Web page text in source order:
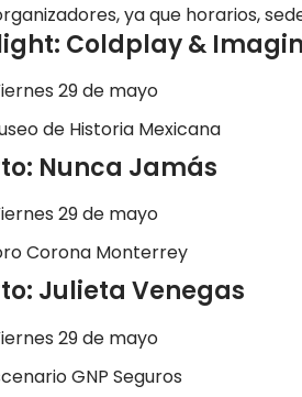
ya que horarios,
Coldplay &
29 de mayo
de Historia Mexicana
Nunca Jamás
29 de mayo
Corona Monterrey
Julieta Venegas
29 de mayo
GNP Seguros